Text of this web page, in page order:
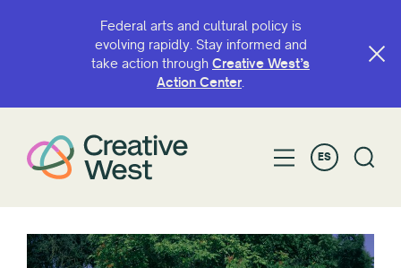
Federal arts and cultural policy is
evolving rapidly. Stay informed and
take action through Creative West’s
Action Center.
ES